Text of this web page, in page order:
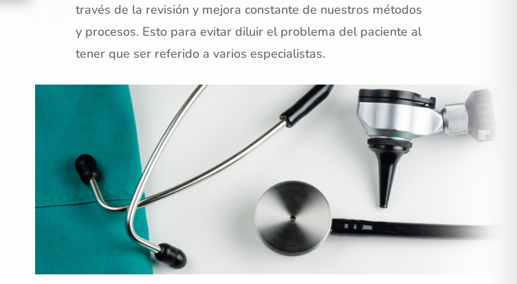
través de la revisión y mejora constante de nuestros métodos
y procesos. Esto para evitar diluir el problema del paciente al
tener que ser referido a varios especialistas.